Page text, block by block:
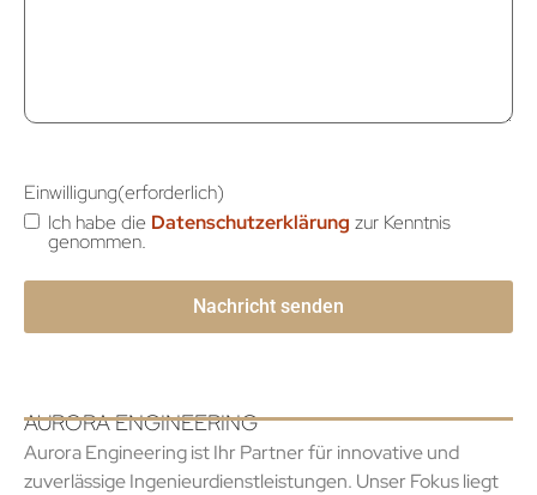
Einwilligung(erforderlich)
Ich habe die Datenschutzerklärung zur Kenntnis
genommen.
AURORA ENGINEERING
Aurora Engineering ist Ihr Partner für innovative und
zuverlässige Ingenieurdienstleistungen. Unser Fokus liegt